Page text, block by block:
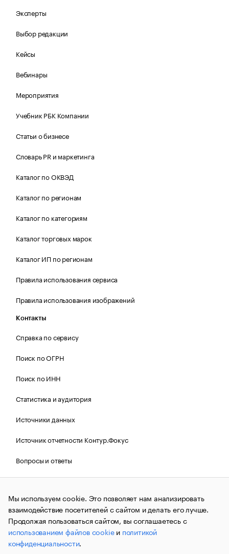
Эксперты
Выбор редакции
Кейсы
Вебинары
Мероприятия
Учебник РБК Компании
Статьи о бизнесе
Словарь PR и маркетинга
Каталог по ОКВЭД
Каталог по регионам
Каталог по категориям
Каталог торговых марок
Каталог ИП по регионам
Правила использования сервиса
Правила использования изображений
Контакты
Справка по сервису
Поиск по ОГРН
Поиск по ИНН
Статистика и аудитория
Источники данных
Источник отчетности Контур.Фокус
Вопросы и ответы
Политика Cookies РБК
Контактная информация
Редакция
Рассылка РБК Новости
Мы используем cookie. Это позволяет нам анализировать
взаимодействие посетителей с сайтом и делать его лучше.
Продолжая пользоваться сайтом, вы соглашаетесь с
использованием файлов cookieи политикой
конфиденциальности.